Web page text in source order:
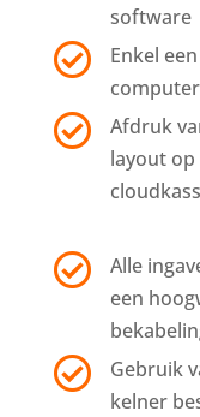
software

Enkel

Afdruk
layout

Alle
een

Gebruik
kelner